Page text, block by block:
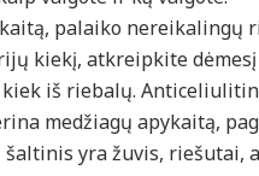
palaiko nereikalingų
kiekį, atkreipkite
iš riebalų.
medžiagų apykaitą,
yra žuvis, riešutai,